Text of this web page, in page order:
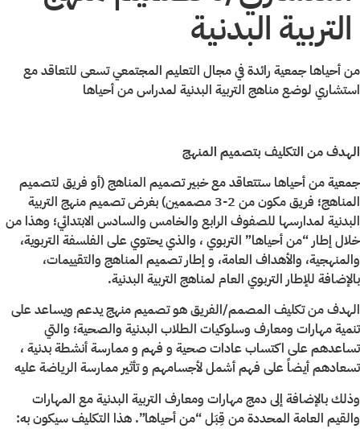
التربية البدنية
من أحياها جمعية رائدة في مجال التعليم المجتمعي تسعى للتعاقد مع
استشاري لوضع مناهج التربية البدنية لمدراس من أحياها
الهدف من التكليف بتصميم المنهج
جمعية من أحياها ستتعاقد مع خبیر تصمیم المناهج (أو فريق لتصميم
المناهج؛ فريق مكون من 2-3 مصممين) بغرض تصميم منهج التربية
البدنية لمدارسها للصفوف الرابع والخامس والسادس الابتدائي؛ وهذا من
خلال إطار “من أحياها” التربوي ، والذي يحتوي على الفلسفة التربوية،
والمنهجية، والأهداف العامة، و إطار تصميم المناهج والتقييمات،
بالإضافة للإطار التربوي العام لمناهج التربية البدنية.
الهدف من تكليف المصمم/الفريق هو تصميم منهج يدعم ويساعد على
تنمية مهارات ومعارف وسلوكيات الطلاب البدنية والصحية؛ والتي
تساعدهم على اكتساب عادات صحية و فهم و ممارسة أنشطة بدنية ،
تسعادهم أيضاً على فهم أشمل لأجسامهم و تأثير ممارسة الرياضة عليه
وذلك بالإضافة إلى دمج مهارات ومعارف التربية البدنية مع المهارات
والقيم العامة المحددة من قِبَل “من أحياها”. هذا التكليف سيكون به: